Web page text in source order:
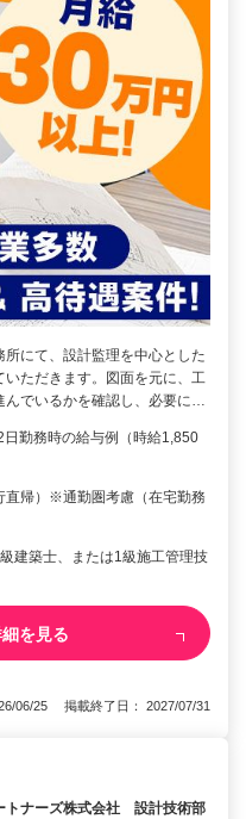
にて、設計監理を中心とした
ただきます。図面を元に、工
でいるかを確認し、必要に…
勤務時の給与例（時給1,850
直帰）※通勤圏考慮（在宅勤務
建築士、または1級施工管理技
を見る
06/25 掲載終了日： 2027/07/31
トナーズ株式会社 設計技術部